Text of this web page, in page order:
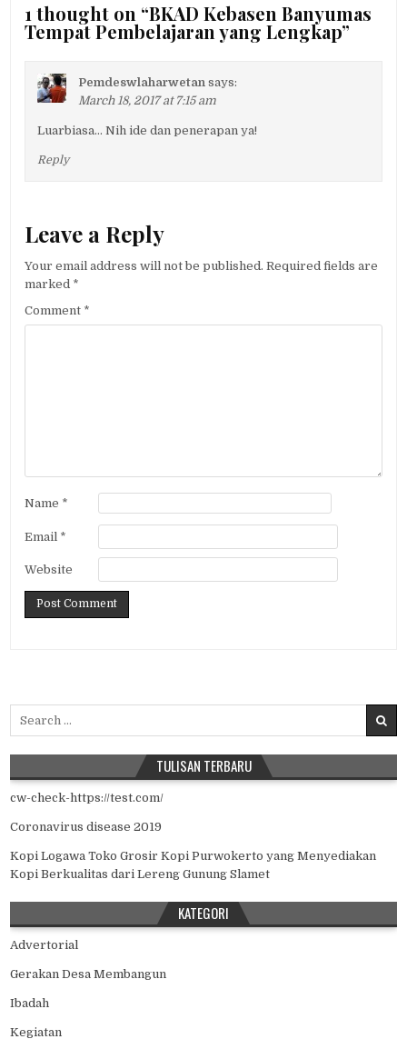
1 thought on “BKAD Kebasen Banyumas
Tempat Pembelajaran yang Lengkap”
Pemdeswlaharwetan says:
March 18, 2017 at 7:15 am
Luarbiasa… Nih ide dan penerapan ya!
Reply
Leave a Reply
Your email address will not be published. Required fields are
marked *
Comment *
Name *
Email *
Website
Search for:
TULISAN TERBARU
cw-check-https://test.com/
Coronavirus disease 2019
Kopi Logawa Toko Grosir Kopi Purwokerto yang Menyediakan
Kopi Berkualitas dari Lereng Gunung Slamet
KATEGORI
Advertorial
Gerakan Desa Membangun
Ibadah
Kegiatan